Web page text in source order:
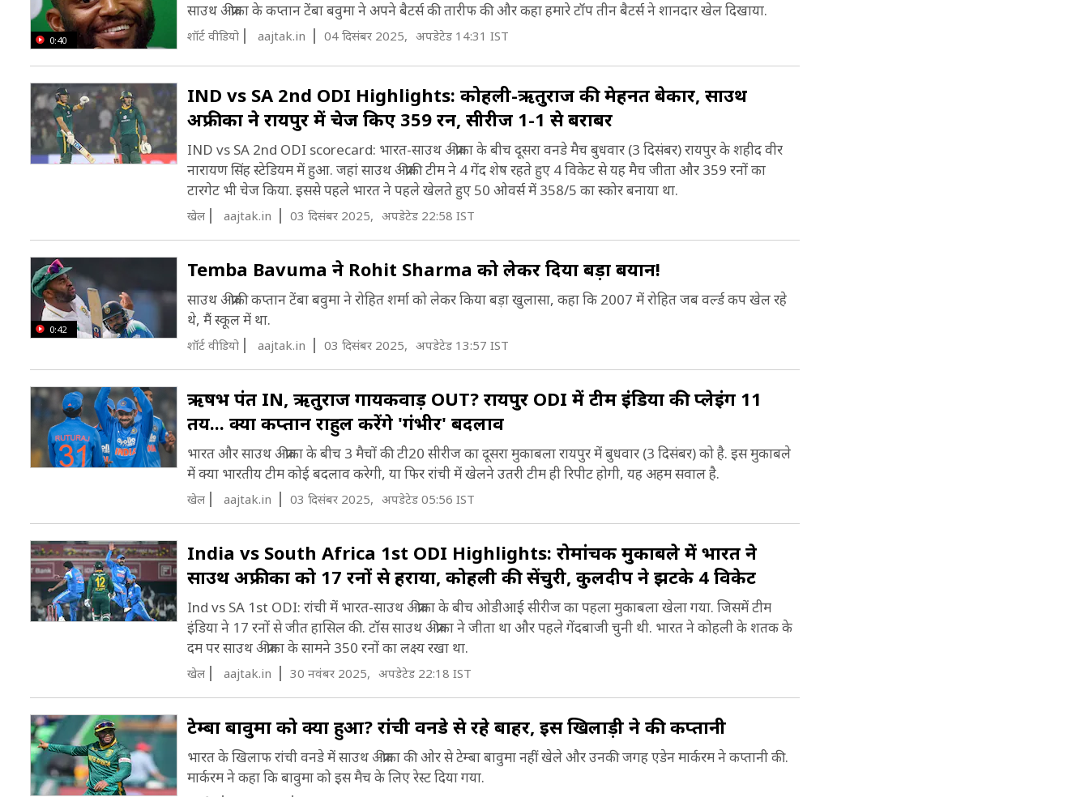
0:40
साउथ अफ्रीका के कप्तान टेंबा बवुमा ने अपने बैटर्स की तारीफ की और कहा हमारे टॉप तीन बैटर्स ने शानदार खेल दिखाया.
शॉर्ट वीडियो aajtak.in 04 दिसंबर 2025, अपडेटेड 14:31 IST
IND vs SA 2nd ODI Highlights: कोहली-ऋतुराज की मेहनत बेकार, साउथ
अफ्रीका ने रायपुर में चेज किए 359 रन, सीरीज 1-1 से बराबर
IND vs SA 2nd ODI scorecard: भारत-साउथ अफ्रीका के बीच दूसरा वनडे मैच बुधवार (3 द‍िसंबर) रायपुर के शहीद वीर
नारायण सिंह स्टेडियम में हुआ. जहां साउथ अफ्रीकी टीम ने 4 गेंद शेष रहते हुए 4 विकेट से यह मैच जीता और 359 रनों का
टारगेट भी चेज किया. इससे पहले भारत ने पहले खेलते हुए 50 ओवर्स में 358/5 का स्कोर बनाया था.
खेल aajtak.in 03 दिसंबर 2025, अपडेटेड 22:58 IST
0:42
Temba Bavuma ने Rohit Sharma को लेकर दिया बड़ा बयान!
साउथ अफ्रीकी कप्तान टेंबा बवुमा ने रोहित शर्मा को लेकर किया बड़ा खुलासा, कहा कि 2007 में रोहित जब वर्ल्ड कप खेल रहे
थे, मैं स्कूल में था.
शॉर्ट वीडियो aajtak.in 03 दिसंबर 2025, अपडेटेड 13:57 IST
ऋषभ पंत IN, ऋतुराज गायकवाड़ OUT? रायपुर ODI में टीम इंड‍िया की प्लेइंग 11
तय... क्या कप्तान राहुल करेंगे 'गंभीर' बदलाव
भारत और साउथ अफ्रीका के बीच 3 मैचों की टी20 सीरीज का दूसरा मुकाबला रायपुर में बुधवार (3 दिसंबर) को है. इस मुकाबले
में क्या भारतीय टीम कोई बदलाव करेगी, या फ‍िर रांची में खेलने उतरी टीम ही र‍िपीट होगी, यह अहम सवाल है.
खेल aajtak.in 03 दिसंबर 2025, अपडेटेड 05:56 IST
India vs South Africa 1st ODI Highlights: रोमांचक मुकाबले में भारत ने
साउथ अफ्रीका को 17 रनों से हराया, कोहली की सेंचुरी, कुलदीप ने झटके 4 विकेट
Ind vs SA 1st ODI: रांची में भारत-साउथ अफ्रीका के बीच ओडीआई सीरीज का पहला मुकाबला खेला गया. जिसमें टीम
इंडिया ने 17 रनों से जीत हासिल की. टॉस साउथ अफ्रीका ने जीता था और पहले गेंदबाजी चुनी थी. भारत ने कोहली के शतक के
दम पर साउथ अफ्रीका के सामने 350 रनों का लक्ष्य रखा था.
खेल aajtak.in 30 नवंबर 2025, अपडेटेड 22:18 IST
टेम्बा बावुमा को क्या हुआ? रांची वनडे से रहे बाहर, इस खिलाड़ी ने की कप्तानी
भारत के खिलाफ रांची वनडे में साउथ अफ्रीका की ओर से टेम्बा बावुमा नहीं खेले और उनकी जगह एडेन मार्करम ने कप्तानी की.
मार्करम ने कहा कि बावुमा को इस मैच के लिए रेस्ट दिया गया.